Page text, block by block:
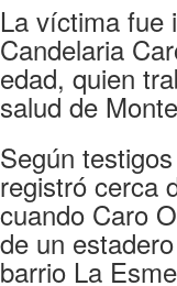
La víctima fue
Candelaria
edad, quien
salud de
Según
registró cerca
cuando Caro
de un
barrio La